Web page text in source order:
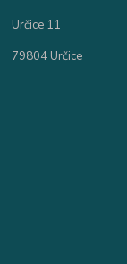
Určice 11
79804 Určice